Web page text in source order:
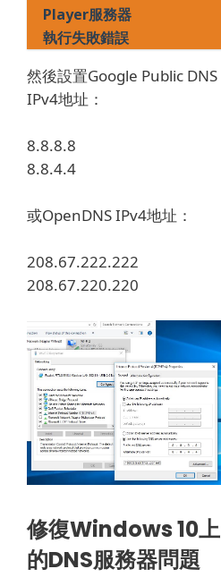
Player服務器
執行失敗錯誤
然後設置Google Public DNS
IPv4地址：
8.8.8.8
8.8.4.4
或OpenDNS IPv4地址：
208.67.222.222
208.67.220.220
修復Windows 10上
的DNS服務器問題